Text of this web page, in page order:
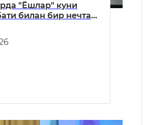
"Ёшлар" куни
билан бир нечта